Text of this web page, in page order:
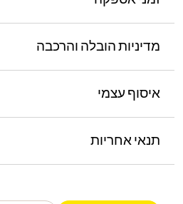
מדיניות הובלה והרכבה
איסוף עצמי
תנאי אחריות